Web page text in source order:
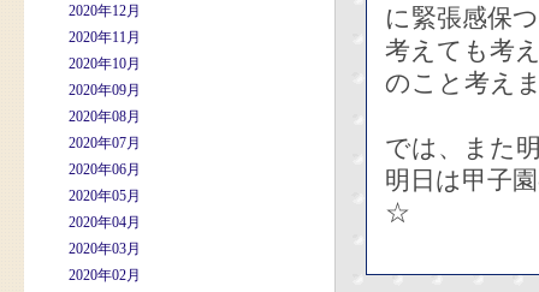
2020年12月
2020年11月
2020年10月
2020年09月
2020年08月
2020年07月
2020年06月
2020年05月
2020年04月
2020年03月
2020年02月
に緊張感保
考えても考
のこと考え
では、また
明日は甲子
☆